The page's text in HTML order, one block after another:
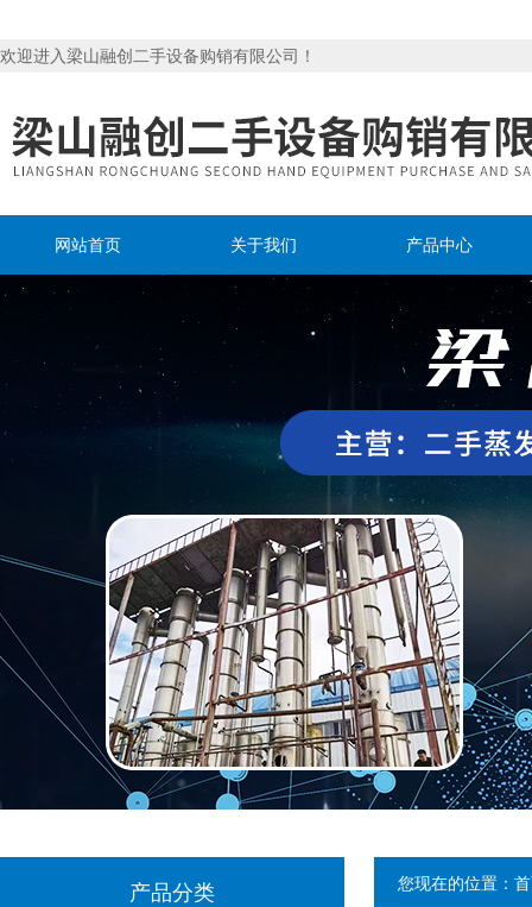
欢迎进入梁山融创二手设备购销有限公司！
网站首页 关于我们 产品中心
产品分类 您现在的位置：